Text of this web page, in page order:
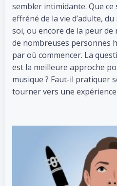
sembler intimidante. Que
effréné de la vie d’adulte,
soi, ou encore de la peur
de nombreuses personnes
par où commencer. La
est la meilleure approche
musique ? Faut-il pratiquer
tourner vers une expérience